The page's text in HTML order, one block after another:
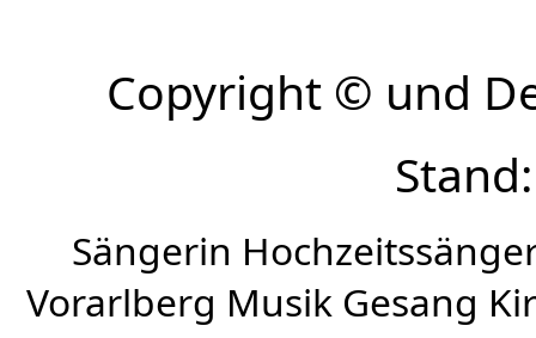
Copyright © und
Sängerin
Vorarlberg Musik Gesang